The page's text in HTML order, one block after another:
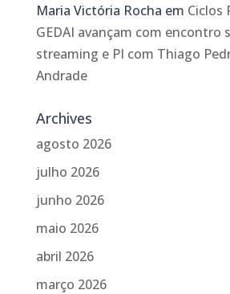
Maria Victória Rocha em Ciclos
GEDAI avançam com encontro
streaming e PI com Thiago
Andrade
Archives
agosto 2026
julho 2026
junho 2026
maio 2026
abril 2026
março 2026